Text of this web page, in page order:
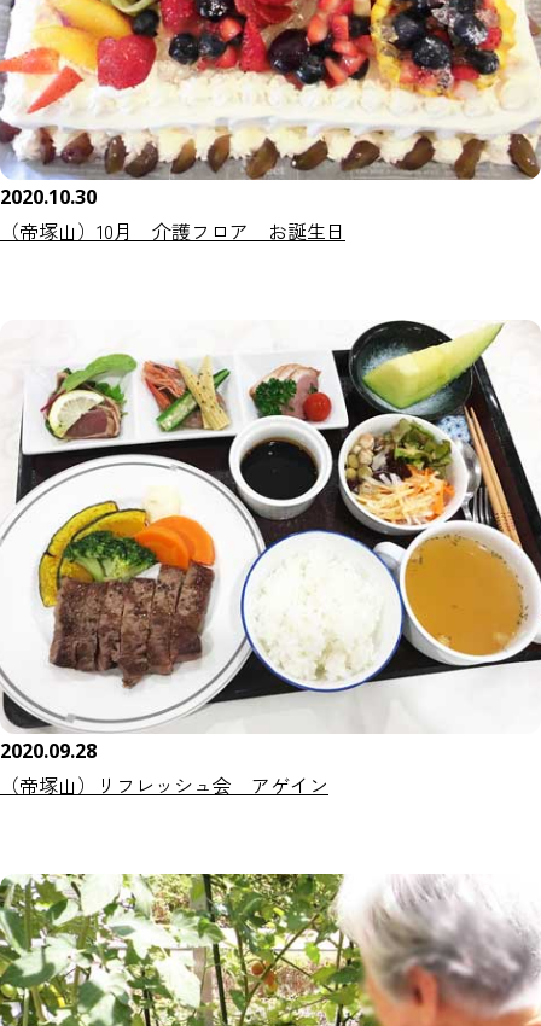
2020.10.30
（帝塚山）10月 介護フロア お誕生日
2020.09.28
（帝塚山）リフレッシュ会 アゲイン